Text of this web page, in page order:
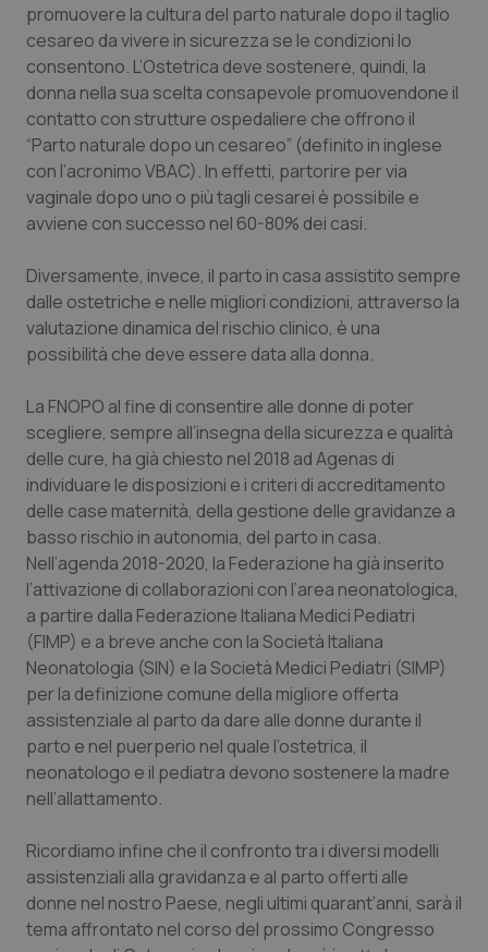
Piemonte
Provincia Autonoma di Bolzano
Provincia Autonoma di Trento
Puglia
Sicilia
Toscana
Umbria
Valle D’Aosta
Veneto
HIV
Infezioni & Febbre
Ipertensione & Scompenso
Malattie rare
Neuroscienze & patologie neurodegenerative
Obesità
Oftalmologia
Oncodermatologia
Oncoematologia
Oncologia & Nutrizione
Psoriasi & pelle
Quotidiano Cardiologia
Quotidiano Chirurgia
Quotidiano Oncologia
Quotidiano Pediatria
Rene & patologie urogenitali
promuovere la cultura del parto naturale dopo il taglio
cesareo da vivere in sicurezza se le condizioni lo
consentono. L’Ostetrica deve sostenere, quindi, la
donna nella sua scelta consapevole promuovendone il
contatto con strutture ospedaliere che offrono il
“Parto naturale dopo un cesareo” (definito in inglese
con l’acronimo VBAC). In effetti, partorire per via
vaginale dopo uno o più tagli cesarei è possibile e
avviene con successo nel 60-80% dei casi.
Diversamente, invece, il parto in casa assistito sempre
dalle ostetriche e nelle migliori condizioni, attraverso la
valutazione dinamica del rischio clinico, è una
possibilità che deve essere data alla donna.
La FNOPO al fine di consentire alle donne di poter
scegliere, sempre all’insegna della sicurezza e qualità
delle cure, ha già chiesto nel 2018 ad Agenas di
individuare le disposizioni e i criteri di accreditamento
delle case maternità, della gestione delle gravidanze a
basso rischio in autonomia, del parto in casa.
Nell’agenda 2018-2020, la Federazione ha già inserito
l’attivazione di collaborazioni con l’area neonatologica,
a partire dalla Federazione Italiana Medici Pediatri
(FIMP) e a breve anche con la Società Italiana
Neonatologia (SIN) e la Società Medici Pediatri (SIMP)
per la definizione comune della migliore offerta
assistenziale al parto da dare alle donne durante il
parto e nel puerperio nel quale l’ostetrica, il
neonatologo e il pediatra devono sostenere la madre
nell’allattamento.
Ricordiamo infine che il confronto tra i diversi modelli
assistenziali alla gravidanza e al parto offerti alle
donne nel nostro Paese, negli ultimi quarant’anni, sarà il
tema affrontato nel corso del prossimo Congresso